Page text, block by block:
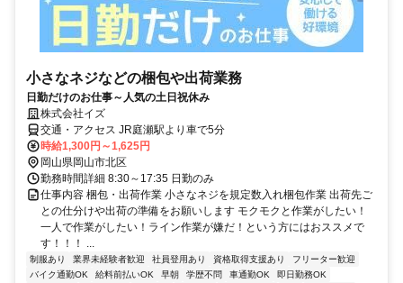
小さなネジなどの梱包や出荷業務
日勤だけのお仕事～人気の土日祝休み
株式会社イズ
交通・アクセス JR庭瀬駅より車で5分
時給1,300円～1,625円
岡山県岡山市北区
勤務時間詳細 8:30～17:35 日勤のみ
仕事内容 梱包・出荷作業 小さなネジを規定数入れ梱包作業 出荷先ご
との仕分けや出荷の準備をお願いします モクモクと作業がしたい！
一人で作業がしたい！ライン作業が嫌だ！という方にはおススメで
す！！！ ...
制服あり 業界未経験者歓迎 社員登用あり 資格取得支援あり
フリーター歓迎
バイク通勤OK
給料前払いOK 早朝 学歴不問 車通勤OK
即日勤務OK